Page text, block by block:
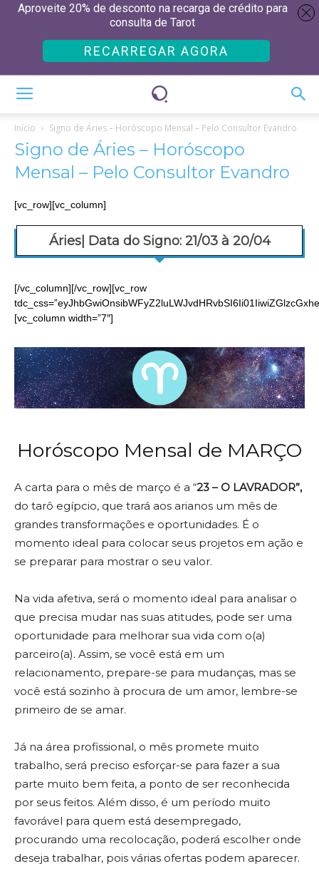
Início Signo de Áries – Horóscopo Mensal – Pelo Consultor Evandro
Signo de Áries – Horóscopo
Mensal – Pelo Consultor Evandro
[vc_row][vc_column]
Áries| Data do Signo: 21/03 à 20/04
[/vc_column][/vc_row][vc_row
[vc_column width=”7″]
Horóscopo Mensal de MARÇO
A carta para o mês de março é a “23 – O LAVRADOR”,
do tarô egípcio, que trará aos arianos um mês de
grandes transformações e oportunidades. É o
momento ideal para colocar seus projetos em ação e
se preparar para mostrar o seu valor.
Na vida afetiva, será o momento ideal para analisar o
que precisa mudar nas suas atitudes, pode ser uma
oportunidade para melhorar sua vida com o(a)
parceiro(a). Assim, se você está em um
relacionamento, prepare-se para mudanças, mas se
você está sozinho à procura de um amor, lembre-se
primeiro de se amar.
Já na área profissional, o mês promete muito
trabalho, será preciso esforçar-se para fazer a sua
parte muito bem feita, a ponto de ser reconhecida
por seus feitos. Além disso, é um período muito
favorável para quem está desempregado,
procurando uma recolocação, poderá escolher onde
deseja trabalhar, pois várias ofertas podem aparecer.
Aproveite 20% de desconto na recarga de crédito para
consulta de Tarot
RECARREGAR AGORA